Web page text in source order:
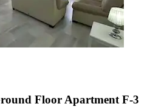
Floor Apartment F-3